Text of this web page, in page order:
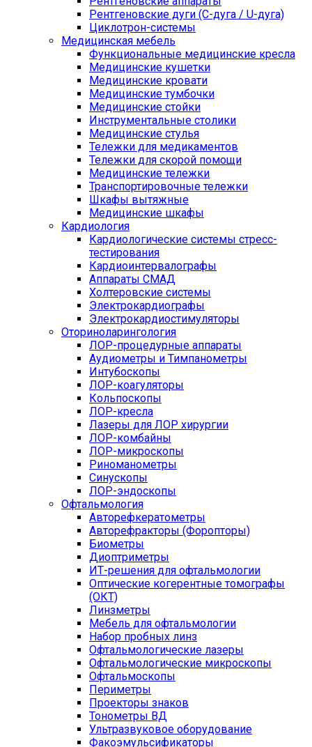
Рентгеновские дуги (С-дуга / U-дуга)
Циклотрон-системы
Медицинская мебель
Функциональные медицинские кресла
Медицинские кушетки
Медицинские кровати
Медицинские тумбочки
Медицинские стойки
Инструментальные столики
Медицинские стулья
Тележки для медикаментов
Тележки для скорой помощи
Медицинские тележки
Транспортировочные тележки
Шкафы вытяжные
Медицинские шкафы
Кардиология
Кардиологические системы стресс-
тестирования
Кардиоинтервалографы
Аппараты СМАД
Холтеровские системы
Электрокардиографы
Электрокардиостимуляторы
Оториноларингология
ЛОР-процедурные аппараты
Аудиометры и Тимпанометры
Интубоскопы
ЛОР-коагуляторы
Кольпоскопы
ЛОР-кресла
Лазеры для ЛОР хирургии
ЛОР-комбайны
ЛОР-микроскопы
Риноманометры
Синускопы
ЛОР-эндоскопы
Офтальмология
Авторефкератометры
Авторефракторы (Форопторы)
Биометры
Диоптриметры
ИТ-решения для офтальмологии
Оптические когерентные томографы
(ОКТ)
Линзметры
Мебель для офтальмологии
Набор пробных линз
Офтальмологические лазеры
Офтальмологические микроскопы
Офтальмоскопы
Периметры
Проекторы знаков
Тонометры ВД
Ультразвуковое оборудование
Факоэмульсификаторы